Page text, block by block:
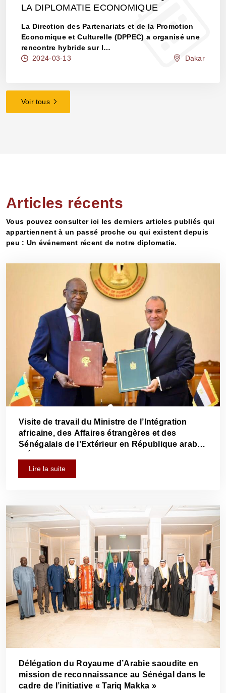
LA DIPLOMATIE ECONOMIQUE
La Direction des Partenariats et de la Promotion
Economique et Culturelle (DPPEC) a organisé une
rencontre hybride sur l…
2024-03-13
Dakar
Voir tous
Articles récents
Vous pouvez consulter ici les derniers articles publiés qui
appartiennent à un passé proche ou qui existent depuis
peu : Un événement récent de notre diplomatie.
Visite de travail du Ministre de l’Intégration
africaine, des Affaires étrangères et des
Sénégalais de l’Extérieur en République arabe
Lire la suite
Délégation du Royaume d’Arabie saoudite en
mission de reconnaissance au Sénégal dans le
cadre de l’initiative « Tariq Makka »